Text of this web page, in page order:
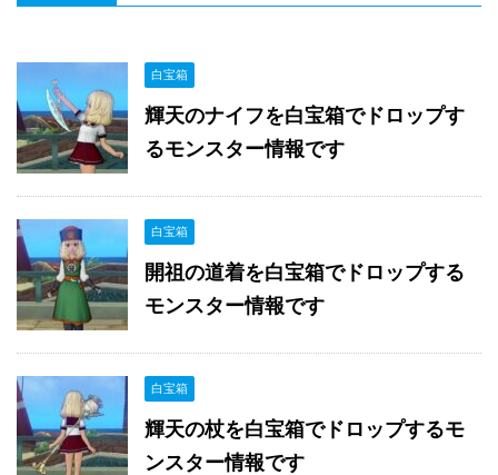
白宝箱
輝天のナイフを白宝箱でドロップす
るモンスター情報です
白宝箱
開祖の道着を白宝箱でドロップする
モンスター情報です
白宝箱
輝天の杖を白宝箱でドロップするモ
ンスター情報です